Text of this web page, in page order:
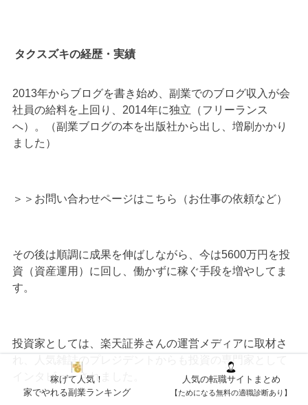
タクスズキの経歴・実績
2013年からブログを書き始め、副業でのブログ収入が会
社員の給料を上回り、2014年に独立（フリーランス
へ）。（副業ブログの本を出版社から出し、増刷かかり
ました）
＞＞ お問い合わせページはこちら（お仕事の依頼など）
その後は順調に成果を伸ばしながら、今は5600万円を投
資（資産運用）に回し、働かずに稼ぐ手段を増やしてま
す。
投資家としては、楽天証券さんの運営メディアに取材さ
れ、人気雑誌のプレジデントからも投資の専門家として
インタビューされました。
稼げて人気！
家でやれる副業ランキング
人気の転職サイトまとめ
【ためになる無料の適職診断あり】